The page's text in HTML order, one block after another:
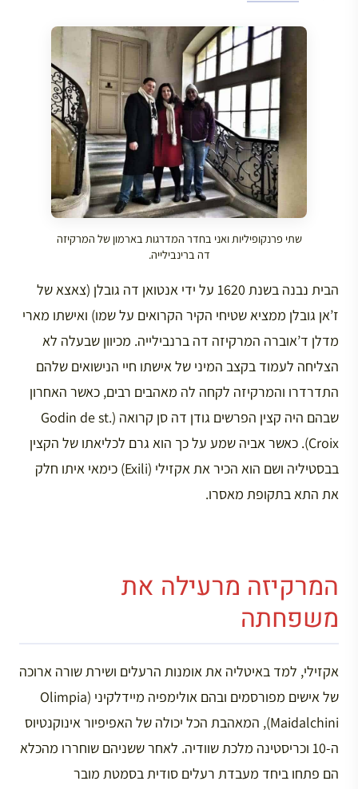
שתי פרנקופיליות ואני בחדר המדרגות בארמון של המרקיזה
דה ברינבילייה.
הבית נבנה בשנת 1620 על ידי אנטואן דה גובלן (צאצא של
ז’אן גובלן ממציא שטיחי הקיר הקרואים על שמו) ואישתו מארי
מדלן ד’אוברה המרקיזה דה ברנבילייה. מכיוון שבעלה לא
הצליחה לעמוד בקצב המיני של אישתו חיי הנישואים שלהם
התדרדרו והמרקיזה לקחה לה מאהבים רבים, כאשר האחרון
שבהם היה קצין הפרשים גודן דה סן קרואה (Godin de st.
Croix). כאשר אביה שמע על כך הוא גרם לכליאתו של הקצין
בבסטיליה ושם הוא הכיר את אקזילי (Exili) כימאי איתו חלק
את התא בתקופת מאסרו.
המרקיזה מרעילה את
משפחתה
אקזילי, למד באיטליה את אומנות הרעלים ושירת שורה ארוכה
של אישים מפורסמים ובהם אולימפיה מיידלקיני (Olimpia
Maidalchini), המאהבת הכל יכולה של האפיפיור אינוקנטיוס
ה-10 וכריסטינה מלכת שוודיה. לאחר ששניהם שוחררו מהכלא
הם פתחו ביחד מעבדת רעלים סודית בסמטת מובר